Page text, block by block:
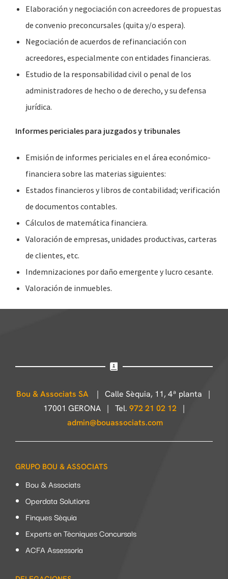
Elaboración y negociación con acreedores de propuestas
de convenio preconcursales (quita y/o espera).
Negociación de acuerdos de refinanciación con
acreedores, especialmente con entidades financieras.
Estudio de la responsabilidad civil o penal de los
administradores de hecho o de derecho, y su defensa
jurídica.
Informes periciales para juzgados y tribunales
Emisión de informes periciales en el área económico-
financiera sobre las materias siguientes:
Estados financieros y libros de contabilidad; verificación
de documentos contables.
Cálculos de matemática financiera.
Valoración de empresas, unidades productivas, carteras
de clientes, etc.
Indemnizaciones por daño emergente y lucro cesante.
Valoración de inmuebles.
Bou & Associats SA
| Calle Sèquia, 11, 4ª planta |
17001 GERONA | Tel. 972 21 02 12 |
admin@bouassociats.com
GRUPO BOU & ASSOCIATS
Bou & Associats
Operdata Solutions
Finques Sèquia
Experts en Tècniques Concursals
ACFA Assessoria